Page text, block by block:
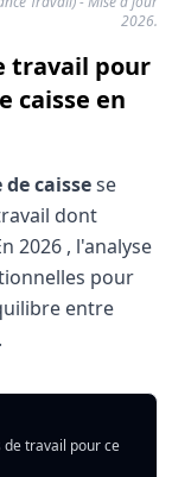
2026.
travail pour
caisse en
caissese
dont
2026 , l'analyse
pour
entre
: Hôte /
/ Hôtesse de
travail pour ce